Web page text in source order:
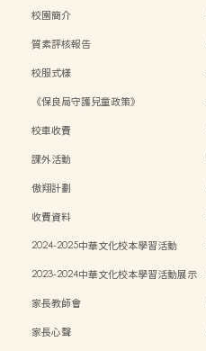
校園簡介
質素評核報告
校服式樣
《保良局守護兒童政策》
校車收費
課外活動
傲翔計劃
收費資料
2024-2025中華文化校本學習活動
2023-2024中華文化校本學習活動展示
家長教師會
家長心聲